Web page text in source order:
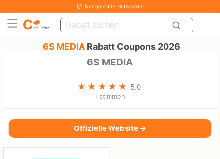
Nur geprüfte Gutscheine
6S MEDIA Rabatt Coupons 2026
6S MEDIA
5.0
1 stimmen
Offizielle Website →